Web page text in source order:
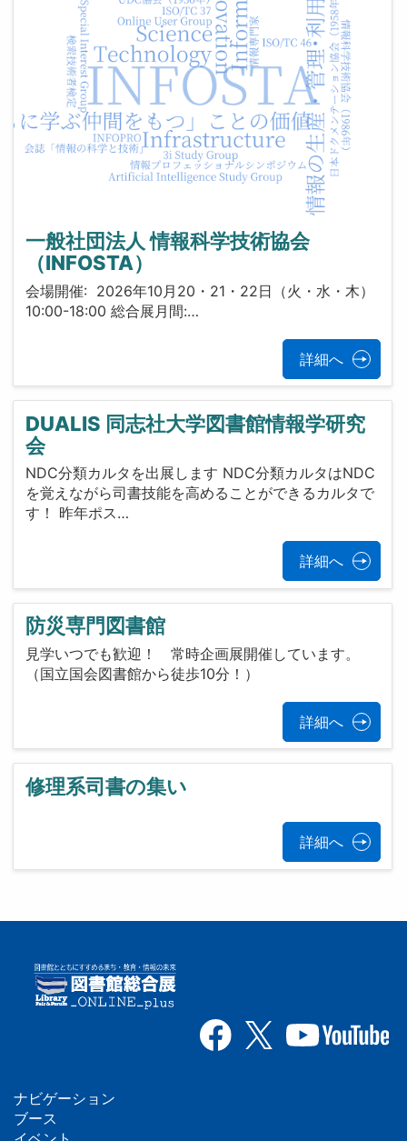
一般社団法人 情報科学技術協会
（INFOSTA）
会場開催: 2026年10月20・21・22日（火・水・木）
10:00-18:00 総合展月間:…
詳細へ
DUALIS 同志社大学図書館情報学研究
会
NDC分類カルタを出展します NDC分類カルタはNDC
を覚えながら司書技能を高めることができるカルタで
す！ 昨年ポス…
詳細へ
防災専門図書館
見学いつでも歓迎！ 常時企画展開催しています。
（国立国会図書館から徒歩10分！）
詳細へ
修理系司書の集い
詳細へ
フ
ナビゲーション
ブース